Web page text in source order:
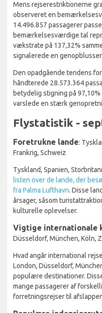
Mens rejserestriktionerne
observeret en
14.496.857 passagerer
bemærkelsesværdige tal
vækstrate på 137,32%
signalerede en
Den opadgående tendens
håndterede 28.573.364
betydelig stigning på
varslede en stærk
Flystatistik -
Foretrukne lande:
Frankrig, Schweiz
Tyskland, Spanien,
listen over de lande, der
fra Palma Lufthavn. Disse
årsager, såsom
kulturelle oplevelser.
Vigtige internationale
Düsseldorf, München, Köln,
Hvad angår international
London, Düsseldorf,
populære destinationer.
mange passagerer af
forretningsrejser til